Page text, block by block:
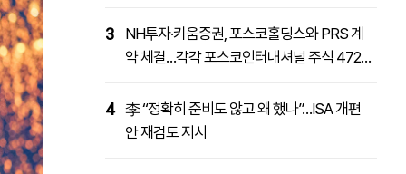
3
NH투자·키움증권, 포스코홀딩스와 PRS 계
약 체결…각각 포스코인터내셔널 주식 4727
4 李 “정확히 준비도 않고 왜 했나”…ISA 개편
안 재검토 지시